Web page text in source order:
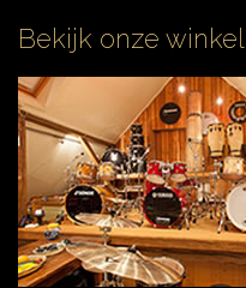
Bekijk onze winkel